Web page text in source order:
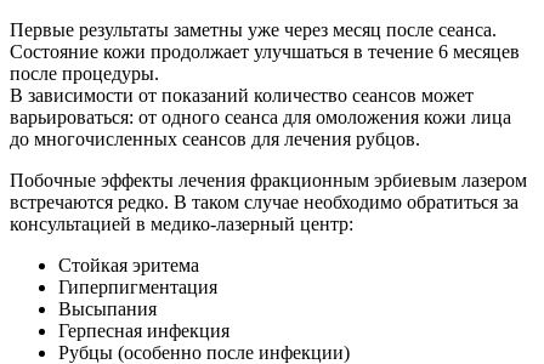
Первые результаты заметны уже через месяц после сеанса.
Состояние кожи продолжает улучшаться в течение 6 месяцев
после процедуры.
В зависимости от показаний количество сеансов может
варьироваться: от одного сеанса для омоложения кожи лица
до многочисленных сеансов для лечения рубцов.
Побочные эффекты лечения фракционным эрбиевым лазером
встречаются редко. В таком случае необходимо обратиться за
консультацией в медико-лазерный центр:
Стойкая эритема
Гиперпигментация
Высыпания
Герпесная инфекция
Рубцы (особенно после инфекции)